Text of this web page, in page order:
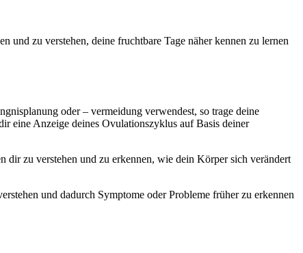
und zu verstehen, deine fruchtbare Tage näher kennen zu lernen
oder – vermeidung verwendest, so trage deine
eine Anzeige deines Ovulationszyklus auf Basis deiner
dir zu verstehen und zu erkennen, wie dein Körper sich verändert
und dadurch Symptome oder Probleme früher zu erkennen